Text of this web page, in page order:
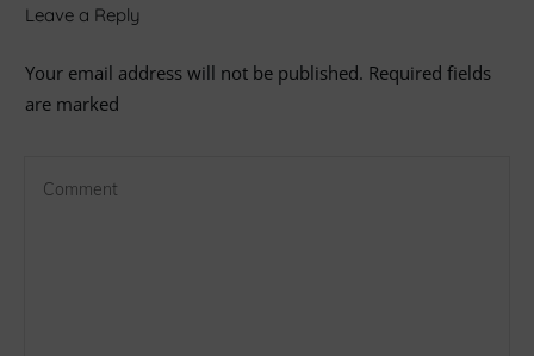
Leave a Reply
Your email address will not be published. Required fields
are marked